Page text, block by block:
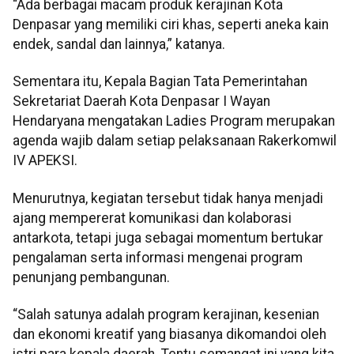
“Ada berbagai macam produk kerajinan Kota
Denpasar yang memiliki ciri khas, seperti aneka kain
endek, sandal dan lainnya,” katanya.
Sementara itu, Kepala Bagian Tata Pemerintahan
Sekretariat Daerah Kota Denpasar I Wayan
Hendaryana mengatakan Ladies Program merupakan
agenda wajib dalam setiap pelaksanaan Rakerkomwil
IV APEKSI.
Menurutnya, kegiatan tersebut tidak hanya menjadi
ajang mempererat komunikasi dan kolaborasi
antarkota, tetapi juga sebagai momentum bertukar
pengalaman serta informasi mengenai program
penunjang pembangunan.
“Salah satunya adalah program kerajinan, kesenian
dan ekonomi kreatif yang biasanya dikomandoi oleh